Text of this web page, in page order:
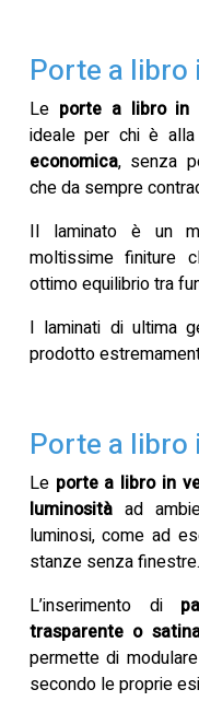
Porte a libro
Le porte a libro in
ideale per chi è
economica, senza
che da sempre
Il laminato è un
moltissime finiture
ottimo equilibrio tra
I laminati di ultima
prodotto
Porte a libro
Le porte a libro in
luminositàad
luminosi, come ad
stanze senza finestre.
L’inserimento di
trasparente o
permette di
secondo le proprie